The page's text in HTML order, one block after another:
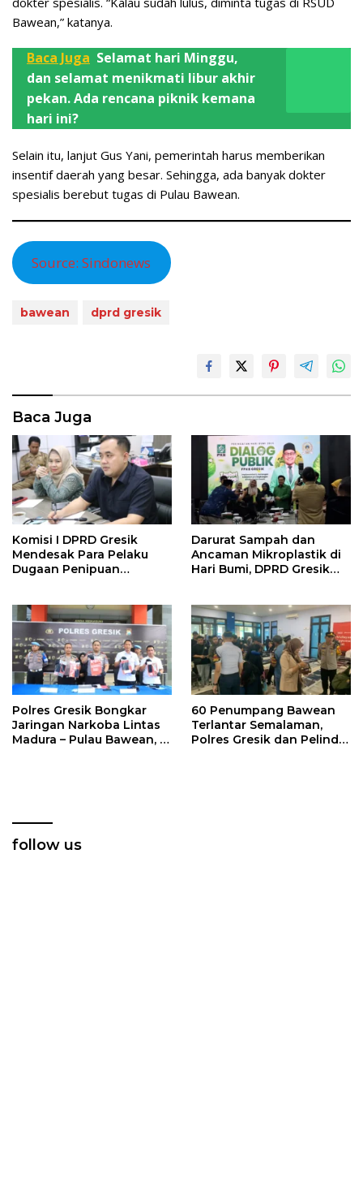
Bawean,” katanya.
Baca Juga Selamat hari Minggu,
dan selamat menikmati libur akhir
pekan. Ada rencana piknik kemana
hari ini?
Selain itu, lanjut Gus Yani, pemerintah harus memberikan
insentif daerah yang besar. Sehingga, ada banyak dokter
spesialis berebut tugas di Pulau Bawean.
Source: Sindonews
bawean dprd gresik
Baca Juga
Komisi I DPRD Gresik
Mendesak Para Pelaku
Dugaan Penipuan
Darurat Sampah dan
Ancaman Mikroplastik di
Hari Bumi, DPRD Gresik
Polres Gresik Bongkar
Jaringan Narkoba Lintas
Madura – Pulau Bawean, 6
60 Penumpang Bawean
Terlantar Semalaman,
Polres Gresik dan Pelindo
follow us